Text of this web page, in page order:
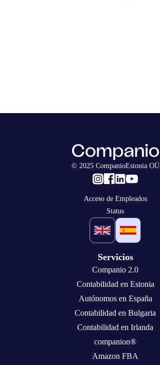
© 2025 CompanioEstonia OÜ
Acceso de Empleados
Status
Servicios
Companio 2.0
Contabilidad en Estonia
Autónomos en España
Contabilidad en Bulgaria
Contabilidad en Irlanda
companion®
Amazon FBA